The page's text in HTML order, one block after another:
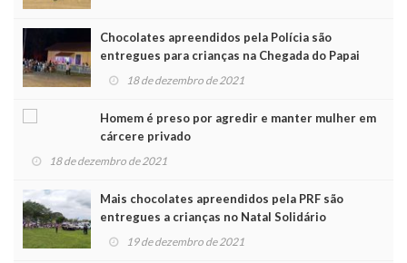
Chocolates apreendidos pela Polícia são
entregues para crianças na Chegada do Papai
Noel
18 de dezembro de 2021
Homem é preso por agredir e manter mulher em
cárcere privado
18 de dezembro de 2021
Mais chocolates apreendidos pela PRF são
entregues a crianças no Natal Solidário
19 de dezembro de 2021